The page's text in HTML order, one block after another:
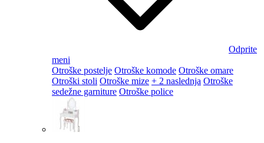
Odprite
meni
Otroške postelje Otroške komode Otroške omare
Otroški stoli Otroške mize + 2 naslednja Otroške
sedežne garniture Otroške police